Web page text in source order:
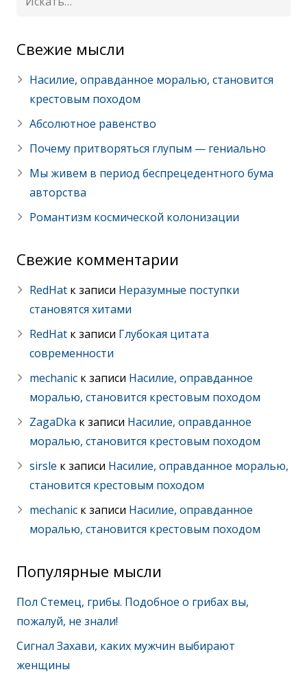
Cвежие мысли
Насилие, оправданное моралью, становится
крестовым походом
Абсолютное равенство
Почему притворяться глупым — гениально
Мы живем в период беспрецедентного бума
авторства
Романтизм космической колонизации
Свежие комментарии
RedHat к записи Неразумные поступки
становятся хитами
RedHat к записи Глубокая цитата
современности
mechanic к записи Насилие, оправданное
моралью, становится крестовым походом
ZagaDka к записи Насилие, оправданное
моралью, становится крестовым походом
sirsle к записи Насилие, оправданное моралью,
становится крестовым походом
mechanic к записи Насилие, оправданное
моралью, становится крестовым походом
Популярные мысли
Пол Стемец, грибы. Подобное о грибах вы,
пожалуй, не знали!
Сигнал Захави, каких мужчин выбирают
женщины